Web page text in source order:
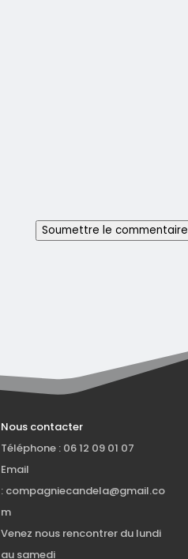
Soumettre le commentaire
Nous contacter
Téléphone : 06 12 09 01 07
Email
: compagniecandela@gmail.co
m
Venez nous rencontrer du lundi
au samedi